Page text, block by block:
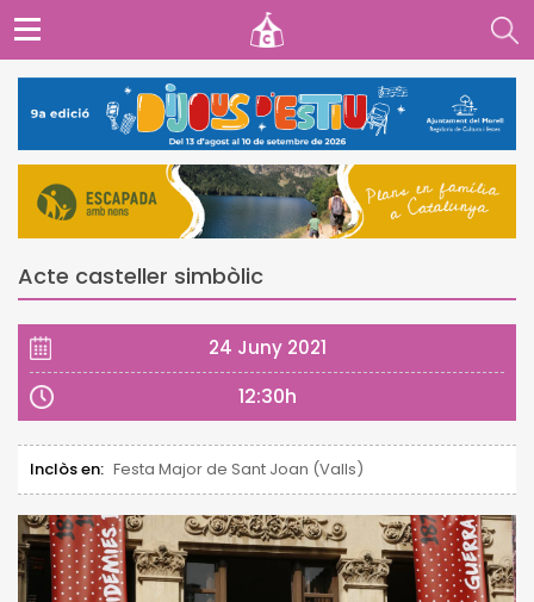
Acte casteller simbòlic
24 Juny 2021
12:30h
Inclòs en: Festa Major de Sant Joan (Valls)